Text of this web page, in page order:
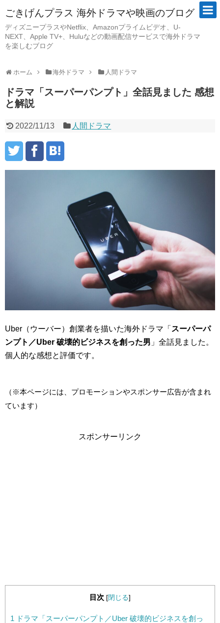
ごきげんプラス 海外ドラマや映画のブログ
ディズニープラスやNetflix、Amazonプライムビデオ、U-
NEXT、Apple TV+、Huluなどの動画配信サービスで海外ドラマ
を楽しむブログ
ホーム 海外ドラマ 人間ドラマ
ドラマ「スーパーパンプト」全話見ました 感想
と解説
2022/11/13 人間ドラマ
Uber（ウーバー）創業者を描いた海外ドラマ「 スーパーパ
ンプト／Uber 破壊的ビジネスを創った男 」全話見ました。
個人的な感想と評価です。
（※本ページには、プロモーションやスポンサー広告が含まれ
ています）
スポンサーリンク
目次 [閉じる]
1 ドラマ「スーパーパンプト／Uber 破壊的ビジネスを創っ